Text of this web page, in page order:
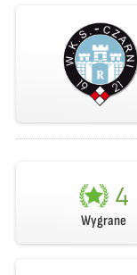
4
Wygrane